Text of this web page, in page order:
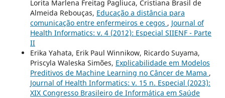
Lorita Marlena Freitag Pagliuca, Cristiana Brasil de
Almeida Rebouças, Educação a distância para
comunicação entre enfermeiros e cegos , Journal of
Health Informatics: v. 4 (2012): Especial SIIENF - Parte
II
Erika Yahata, Erik Paul Winnikow, Ricardo Suyama,
Priscyla Waleska Simões, Explicabilidade em Modelos
Preditivos de Machine Learning no Câncer de Mama ,
Journal of Health Informatics: v. 15 n. Especial (2023):
XIX Congresso Brasileiro de Informática em Saúde